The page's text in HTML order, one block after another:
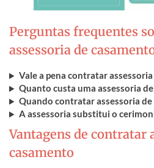
Perguntas frequentes
assessoria de
Vale a pena contratar
Quanto custa uma assessoria
Quando contratar assessoria de
A assessoria substitui o
Vantagens de contratar
casamento